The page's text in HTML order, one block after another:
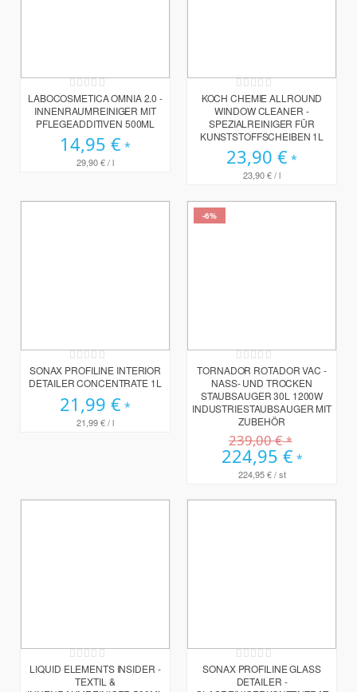
Rating:
0%
LABOCOSMETICA OMNIA 2.0 -
INNENRAUMREINIGER MIT
PFLEGEADDITIVEN 500ML
14,95 €
29,90 €/ l
Rating:
0%
KOCH CHEMIE ALLROUND
WINDOW CLEANER -
SPEZIALREINIGER FÜR
KUNSTSTOFFSCHEIBEN 1L
23,90 €
23,90 €/ l
Rating:
0%
SONAX PROFILINE INTERIOR
DETAILER CONCENTRATE 1L
21,99 €
21,99 €/ l
-6%
Rating:
0%
TORNADOR ROTADOR VAC -
NASS- UND TROCKEN
STAUBSAUGER 30L 1200W
INDUSTRIESTAUBSAUGER MIT
ZUBEHÖR
239,00 €
Sonderpreis
224,95 €
224,95 €/ st
Rating:
0%
LIQUID ELEMENTS INSIDER -
TEXTIL &
Rating:
0%
SONAX PROFILINE GLASS
DETAILER -